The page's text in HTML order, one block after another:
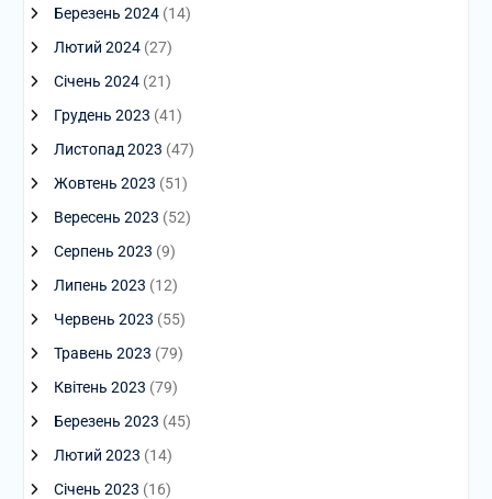
Березень 2024(14)
Лютий 2024(27)
Січень 2024(21)
Грудень 2023 (41)
Листопад 2023 (47)
Жовтень 2023 (51)
Вересень 2023 (52)
Серпень 2023 (9)
Липень 2023 (12)
Червень 2023 (55)
Травень 2023 (79)
Квітень 2023 (79)
Березень 2023 (45)
Лютий 2023 (14)
Січень 2023 (16)